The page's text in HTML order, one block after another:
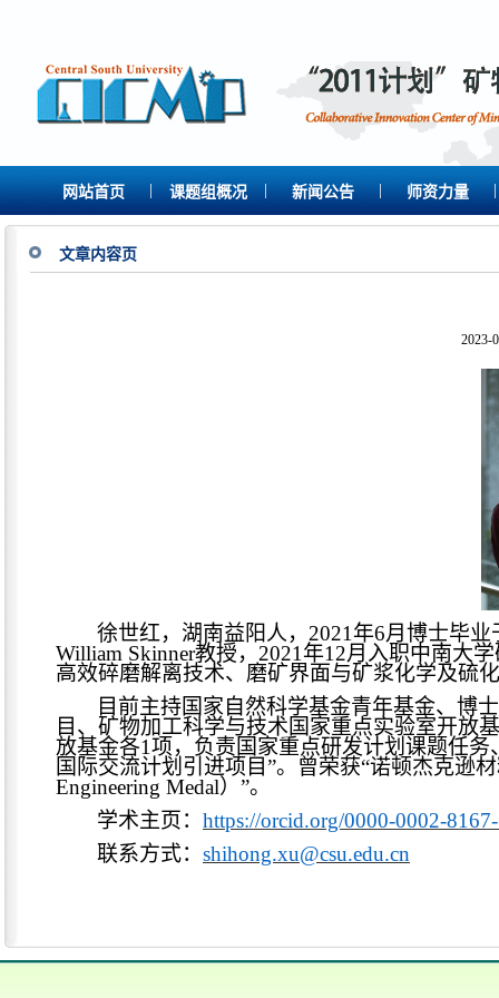
网站首页 | 课题组概况 | 新闻公告 | 师资力量 |
文章内容页
2023-
徐世红，湖南益阳人， 2021年6月博士毕
William Skinner教授， 2021年12月入职中南大
高效碎磨解离技术、磨矿界面与矿浆化学及硫
目前主持国家自然科学基金青年基金、博
目、矿物加工科学与技术国家重点实验室开放
放基金各1项，负责国家重点研发计划课题任
国际交流计划引进项目”。曾荣获“诺顿杰克逊
Engineering Medal）”。
学术主页： https://orcid.org/0000-0002-
联系方式： shihong.xu@csu.edu.cn